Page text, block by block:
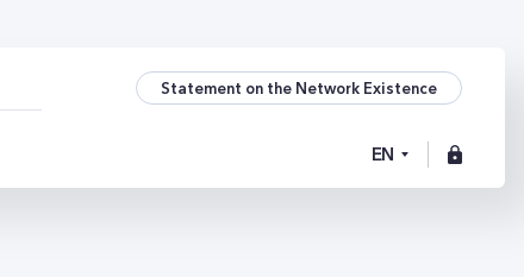
Statement on the Network Existence
EN